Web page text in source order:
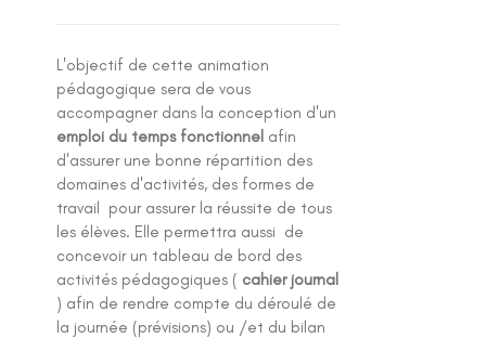
L'objectif de cette animation
pédagogique sera de vous
accompagner dans la conception d'un
emploi du temps fonctionnel afin
d'assurer une bonne répartition des
domaines d'activités, des formes de
travail pour assurer la réussite de tous
les élèves. Elle permettra aussi de
concevoir un tableau de bord des
activités pédagogiques ( cahier journal
) afin de rendre compte du déroulé de
la journée (prévisions) ou /et du bilan